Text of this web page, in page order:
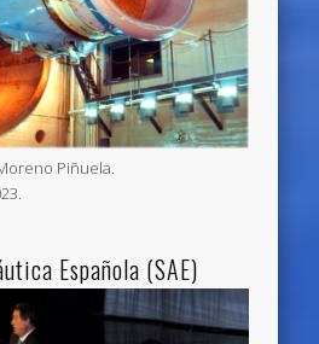
Piñuela.
Española (SAE)